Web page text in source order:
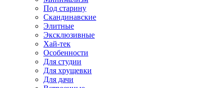
Под старину
Скандинавские
Элитные
Эксклюзивные
Хай-тек
Особенности
Для студии
Для хрущевки
Для дачи